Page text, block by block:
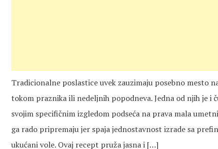
Tradicionalne poslastice uvek zauzimaju posebno mesto
tokom praznika ili nedeljnih popodneva. Jedna od njih je i
svojim specifičnim izgledom podseća na prava mala
ga rado pripremaju jer spaja jednostavnost izrade sa
ukućani vole. Ovaj recept pruža jasna i […]